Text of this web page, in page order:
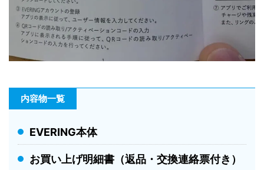
内容物一覧
EVERING本体
お買い上げ明細書（返品・交換連絡票付き）